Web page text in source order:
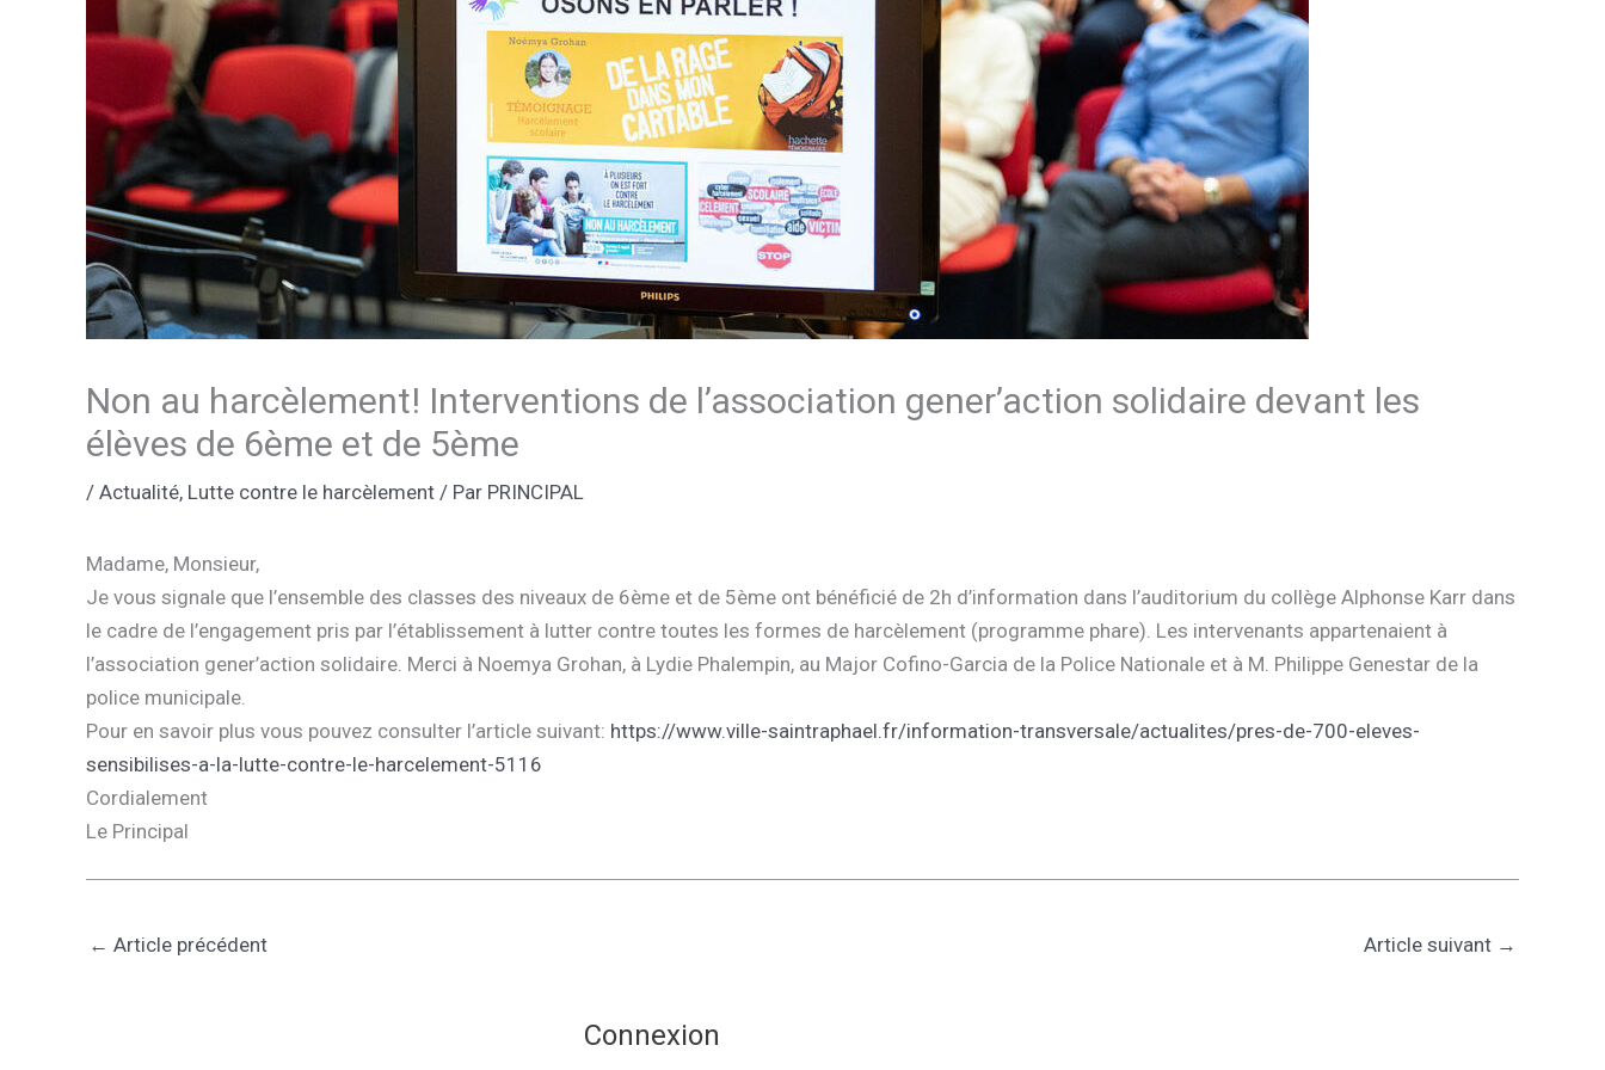
Non au harcèlement! Interventions de l’association gener’action solidaire devant les
élèves de 6ème et de 5ème
/ Actualité, Lutte contre le harcèlement / Par PRINCIPAL
Madame, Monsieur,
Je vous signale que l’ensemble des classes des niveaux de 6ème et de 5ème ont bénéficié de 2h d’information dans l’auditorium du collège Alphonse Karr dans
le cadre de l’engagement pris par l’établissement à lutter contre toutes les formes de harcèlement (programme phare). Les intervenants appartenaient à
l’association gener’action solidaire. Merci à Noemya Grohan, à Lydie Phalempin, au Major Cofino-Garcia de la Police Nationale et à M. Philippe Genestar de la
police municipale.
Pour en savoir plus vous pouvez consulter l’article suivant: https://www.ville-saintraphael.fr/information-transversale/actualites/pres-de-700-eleves-
sensibilises-a-la-lutte-contre-le-harcelement-5116
Cordialement
Le Principal
← Article précédent Article suivant →
Connexion